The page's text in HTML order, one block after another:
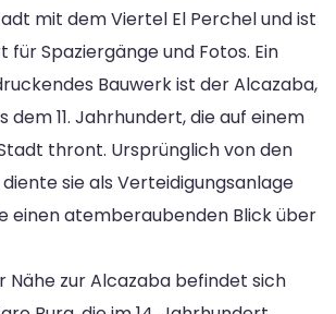
mit dem Viertel El Perchel und ist
Spaziergänge und Fotos. Ein
Bauwerk ist der Alcazaba,
dem 11. Jahrhundert, die auf einem
thront. Ursprünglich von den
sie als Verteidigungsanlage
einen atemberaubenden Blick über
Nähe zur Alcazaba befindet sich